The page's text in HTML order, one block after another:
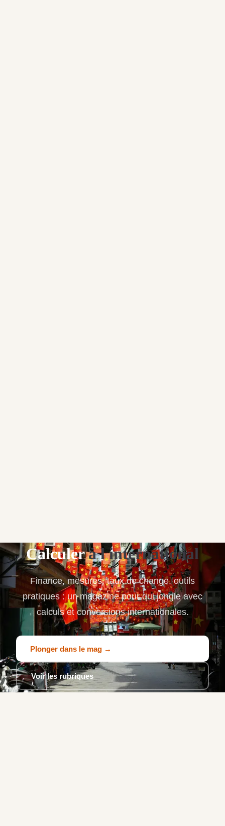
Calculerà l international
Finance, mesures, taux de change, outils
pratiques : un magazine pour qui jongle avec
calculs et conversions internationales.
Plonger dans le mag →
Voir les rubriques